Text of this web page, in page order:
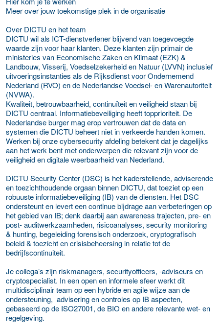
Meer over jouw toekomstige plek in de organisatie
Over DICTU en het team
DICTU wil als ICT-dienstverlener blijvend van toegevoegde
waarde zijn voor haar klanten. Deze klanten zijn primair de
ministeries van Economische Zaken en Klimaat (EZK) &
Landbouw, Visserij, Voedselzekerheid en Natuur (LVVN) inclusief
uitvoeringsinstanties als de Rijksdienst voor Ondernemend
Nederland (RVO) en de Nederlandse Voedsel- en Warenautoriteit
(NVWA).
Kwaliteit, betrouwbaarheid, continuïteit en veiligheid staan bij
DICTU centraal. Informatiebeveiliging heeft topprioriteit. De
Nederlandse burger mag erop vertrouwen dat de data en
systemen die DICTU beheert niet in verkeerde handen komen.
Werken bij onze cybersecurity afdeling betekent dat je dagelijks
aan het werk bent met onderwerpen die relevant zijn voor de
veiligheid en digitale weerbaarheid van Nederland.
DICTU Security Center (DSC) is het kaderstellende, adviserende
en toezichthoudende orgaan binnen DICTU, dat toeziet op een
robuuste informatiebeveiliging (IB) van de diensten. Het DSC
ondersteunt en levert een continue bijdrage aan verbeteringen op
het gebied van IB; denk daarbij aan awareness trajecten, pre- en
post- auditwerkzaamheden, risicoanalyses, security monitoring
& hunting, begeleiding forensisch onderzoek, cryptografisch
beleid & toezicht en crisisbeheersing in relatie tot de
bedrijfscontinuiteit.
Je collega’s zijn riskmanagers, securityofficers, -adviseurs en
cryptospecialist. In een open en informele sfeer werkt dit
multidisciplinair team op een hybride en agile wijze aan de
ondersteuning, advisering en controles op IB aspecten,
gebaseerd op de ISO27001, de BIO en andere relevante wet- en
regelgeving.